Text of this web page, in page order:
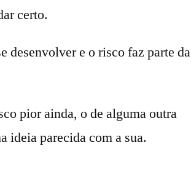
certo.
desenvolver e o risco faz parte da
pior ainda, o de alguma outra
ideia parecida com a sua.